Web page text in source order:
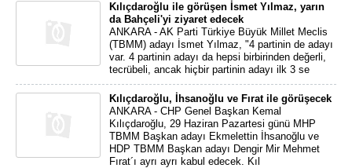
Kılıçdaroğlu ile görüşen İsmet Yılmaz, yarın
da Bahçeli'yi ziyaret edecek
ANKARA - AK Parti Türkiye Büyük Millet Meclis
(TBMM) adayı İsmet Yılmaz, "4 partinin de adayı
var. 4 partinin adayı da hepsi birbirinden değerli,
tecrübeli, ancak hiçbir partinin adayı ilk 3 se
Kılıçdaroğlu, İhsanoğlu ve Fırat ile görüşecek
ANKARA - CHP Genel Başkan Kemal
Kılıçdaroğlu, 29 Haziran Pazartesi günü MHP
TBMM Başkan adayı Ekmelettin İhsanoğlu ve
HDP TBMM Başkan adayı Dengir Mir Mehmet
Fırat´ı ayrı ayrı kabul edecek. Kıl